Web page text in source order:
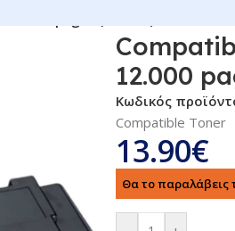
12.000
Κωδικός
Compatible Toner
13.90€
Θα το παραλάβεις